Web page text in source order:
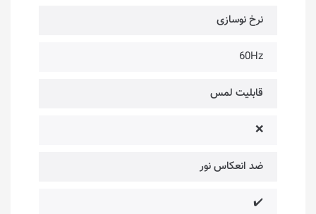
نرخ نوسازی
60Hz
قابلیت لمس
❌
ضد انعکاس نور
✔️